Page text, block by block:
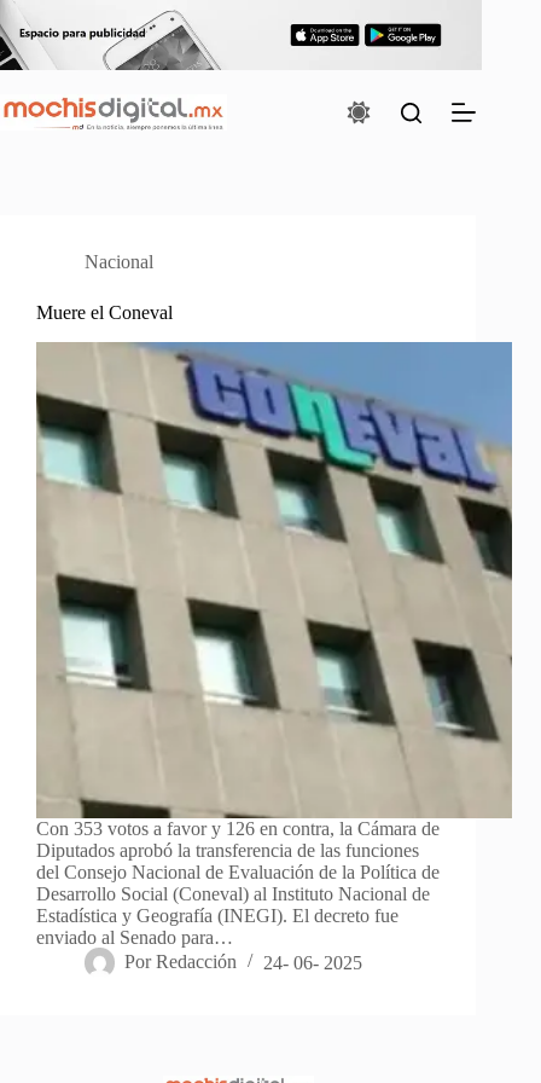
Saltar
al
contenido
Nacional
Muere el Coneval
Con 353 votos a favor y 126 en contra, la Cámara de
Diputados aprobó la transferencia de las funciones
del Consejo Nacional de Evaluación de la Política de
Desarrollo Social (Coneval) al Instituto Nacional de
Estadística y Geografía (INEGI). El decreto fue
enviado al Senado para…
Por Redacción 24- 06- 2025